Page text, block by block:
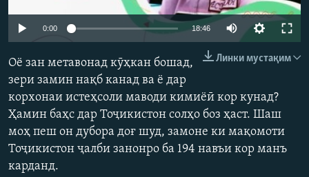
ГУЗОРИШҲОИ РАДИОӢ
Русский
ПАЙГИРӢ КУНЕД
Ҳамаи сомонаҳои RFE/RL
480p
720p
0:00 18:46 Auto
480p
1080p
Линки мустақим
Оё зан метавонад кӯҳкан бошад,
зери замин нақб канад ва ё дар
корхонаи истеҳсоли маводи кимиёӣ кор кунад?
Ҳамин баҳс дар Тоҷикистон солҳо боз ҳаст. Шаш
моҳ пеш он дубора доғ шуд, замоне ки мақомоти
Тоҷикистон ҷалби занонро ба 194 навъи кор манъ
карданд.